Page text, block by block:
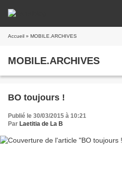
Accueil » MOBILE.ARCHIVES
MOBILE.ARCHIVES
BO toujours !
Publié le 30/03/2015 à 10:21
Par Laetitia de La B